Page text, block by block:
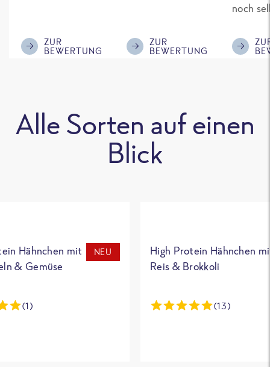
ZUR
BEWERTUNG
ZUR
BEWERTUNG
noch
Eiweiß.
was
Alle Sorten auf einen
Blick
Hähnchen mit
& Gemüse
NEU
(1)
High Protein Hähnchen
Reis & Brokkoli
(13)